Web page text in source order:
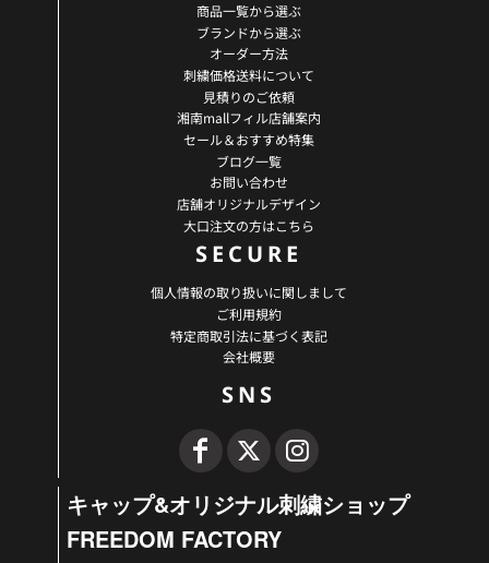
商品一覧から選ぶ
ブランドから選ぶ
オーダー方法
刺繍価格送料について
見積りのご依頼
湘南mallフィル店舗案内
セール＆おすすめ特集
ブログ一覧
お問い合わせ
店舗オリジナルデザイン
大口注文の方はこちら
SECURE
個人情報の取り扱いに関しまして
ご利用規約
特定商取引法に基づく表記
会社概要
SNS
キャップ&オリジナル刺繍ショップ
FREEDOM FACTORY